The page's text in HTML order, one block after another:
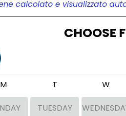
calcolato e visualizzato
CHOOSE
M T W
TUESDAY